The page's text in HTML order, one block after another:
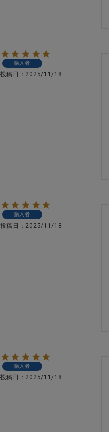
購入者
投稿日 2025/11/18
購入者
投稿日 2025/11/18
購入者
投稿日 2025/11/18